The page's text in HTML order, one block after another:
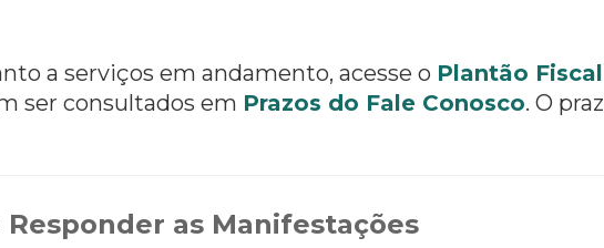
a serviços em andamento, acesse o Plantão
ser consultados em Prazos do Fale Conosco. O
as Manifestações